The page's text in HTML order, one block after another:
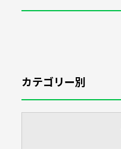
カテゴリー別